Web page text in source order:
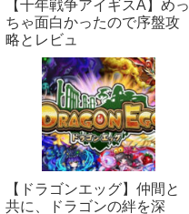
【千年戦争アイギスA】めっ
ちゃ面白かったので序盤攻
略とレビュ
【ドラゴンエッグ】仲間と
共に、ドラゴンの絆を深